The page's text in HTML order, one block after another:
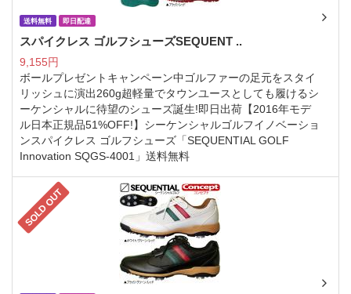
送料無料 即日配達
スパイクレス ゴルフシューズSEQUENT ..
9,155円
ボールプレゼントキャンペーン中ゴルファーの足元をスタイ
リッシュに演出260g超軽量でタウンユースとしても履けるシ
ーケンシャルに待望のシューズ誕生!即日出荷【2016年モデ
ル日本正規品51%OFF!】シーケンシャルゴルフイノベーショ
ンスパイクレス ゴルフシューズ「SEQUENTIAL GOLF
Innovation SQGS-4001」送料無料
SOLD OUT